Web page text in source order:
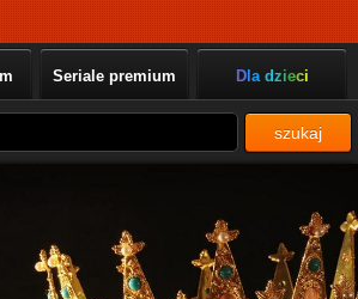
Seriale premium Dla dzieci
szukaj